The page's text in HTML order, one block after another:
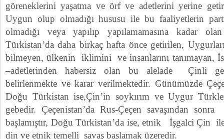
göreneklerini yaşatma ve örf ve adetlerini yerine
Uygun olup olmadığı hususu ile bu faaliyetlerin
olmadığı veya yapılıp yapılamamasına kadar
Türkistan’da daha birkaç hafta önce getirilen,
bilmeyen, ülkenin iklimini ve insanlarını tanımayan,
–adetlerinden habersiz olan bu alelade Çinli
belirlenmekte ve karar verilmektedir. Günümüzde
Doğu Türkistan ise,Çin’in soykırım ve Uygur
gebedir. Çeçenistan’da Rus-Çeçen savaşından
başlamıştır, Doğu Türkistan’da ise, etnik İşgalci Çin
din ve etnik temelli savaş başlamak üzeredir.